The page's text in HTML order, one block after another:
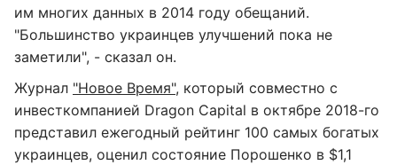
им многих данных в 2014 году обещаний.
"Большинство украинцев улучшений пока не
заметили", - сказал он.
Журнал "Новое Время", который совместно с
инвесткомпанией Dragon Capital в октябре 2018-го
представил ежегодный рейтинг 100 самых богатых
украинцев, оценил состояние Порошенко в $1,1